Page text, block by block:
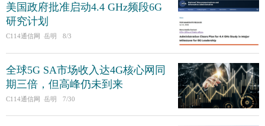
美国政府批准启动4.4 GHz频段6G
研究计划
C114通信网 岳明 8/3
全球5G SA市场收入达4G核心网同
期三倍，但高峰仍未到来
C114通信网 岳明 7/30